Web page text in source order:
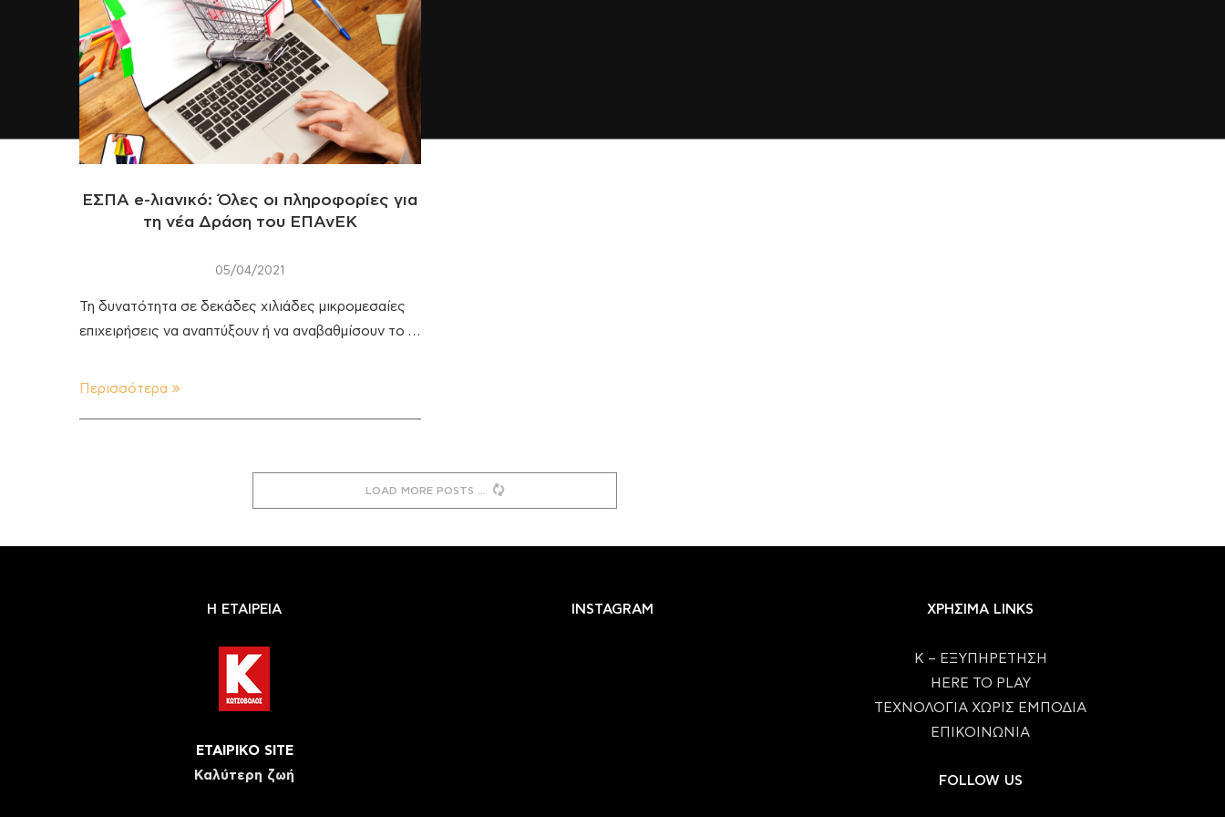
ΕΣΠΑ e-λιανικό: Όλες οι πληροφορίες για
τη νέα Δράση του ΕΠΑνΕΚ
05/04/2021
Τη δυνατότητα σε δεκάδες χιλιάδες μικρομεσαίες
επιχειρήσεις να αναπτύξουν ή να αναβαθμίσουν το …
Περισσότερα
LOAD MORE POSTS
Η ΕΤΑΙΡΕΙΑ
ΕΤΑΙΡΙΚΟ SITE
Καλύτερη ζωή
INSTAGRAM ΧΡΗΣΙΜΑ LINKS
Κ – ΕΞΥΠΗΡΕΤΗΣΗ
HERE TO PLAY
ΤΕΧΝΟΛΟΓΙΑ ΧΩΡΙΣ ΕΜΠΟΔΙΑ
ΕΠΙΚΟΙΝΩΝΙΑ
FOLLOW US